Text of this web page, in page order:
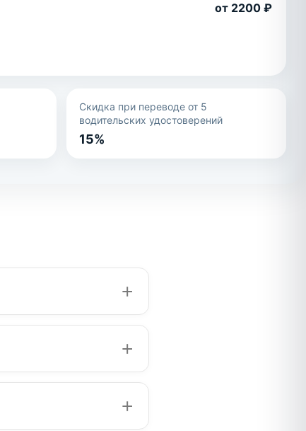
от 2200 ₽
Скидка при переводе от 5
водительских удостоверений
15%